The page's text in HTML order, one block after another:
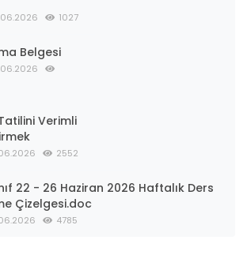
1027
Belgesi
Verimli
2552
22 - 26 Haziran 2026 Haftalık Ders
Çizelgesi.doc
4785